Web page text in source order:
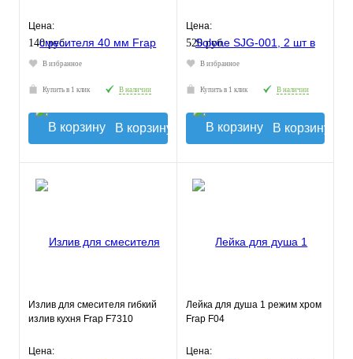
Цена:
140 руб.
В избранное
Купить в 1 клик В наличии
В корзину
Цена:
520 руб.
В избранное
Купить в 1 клик В наличии
В корзину
Излив для смесителя гибкий
излив кухня Frap F7310
Цена:
Лейка для душа 1 режим хром
Frap F04
Цена: